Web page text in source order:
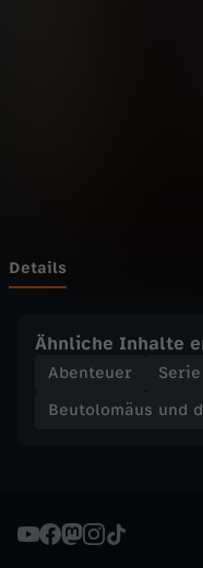
n
d
d
v
Details
Ähnliche Inhalte
Abenteuer Serie
Beutolomäus und